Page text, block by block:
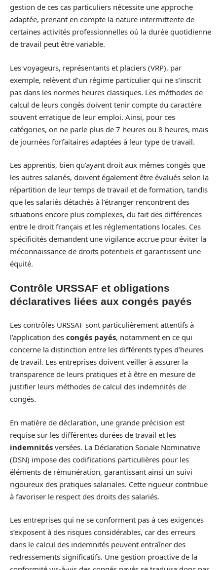
gestion de ces cas particuliers nécessite une approche
adaptée, prenant en compte la nature intermittente de
certaines activités professionnelles où la durée quotidienne
de travail peut être variable.
Les voyageurs, représentants et placiers (VRP), par
exemple, relèvent d’un régime particulier qui ne s’inscrit
pas dans les normes heures classiques. Les méthodes de
calcul de leurs congés doivent tenir compte du caractère
souvent erratique de leur emploi. Ainsi, pour ces
catégories, on ne parle plus de 7 heures ou 8 heures, mais
de journées forfaitaires adaptées à leur type de travail.
Les apprentis, bien qu’ayant droit aux mêmes congés que
les autres salariés, doivent également être évalués selon la
répartition de leur temps de travail et de formation, tandis
que les salariés détachés à l’étranger rencontrent des
situations encore plus complexes, du fait des différences
entre le droit français et les réglementations locales. Ces
spécificités demandent une vigilance accrue pour éviter la
méconnaissance de droits potentiels et garantissent une
équité.
Contrôle URSSAF et obligations
déclaratives liées aux congés payés
Les contrôles URSSAF sont particulièrement attentifs à
l’application des congés payés, notamment en ce qui
concerne la distinction entre les différents types d’heures
de travail. Les entreprises doivent veiller à assurer la
transparence de leurs pratiques et à être en mesure de
justifier leurs méthodes de calcul des indemnités de
congés.
En matière de déclaration, une grande précision est
requise sur les différentes durées de travail et les
indemnités versées. La Déclaration Sociale Nominative
(DSN) impose des codifications particulières pour les
éléments de rémunération, garantissant ainsi un suivi
rigoureux des pratiques salariales. Cette rigueur contribue
à favoriser le respect des droits des salariés.
Les entreprises qui ne se conforment pas à ces exigences
s’exposent à des risques considérables, car des erreurs
dans le calcul des indemnités peuvent entraîner des
redressements significatifs. Une gestion proactive de la